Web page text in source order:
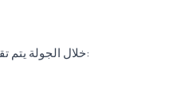
خلال الجولة يتم تقديم وجبة غداء مُحضَّرة على متن القارب. وقد يختلف المنيو حسب الموسم، لكنه يتكون عادةً من: